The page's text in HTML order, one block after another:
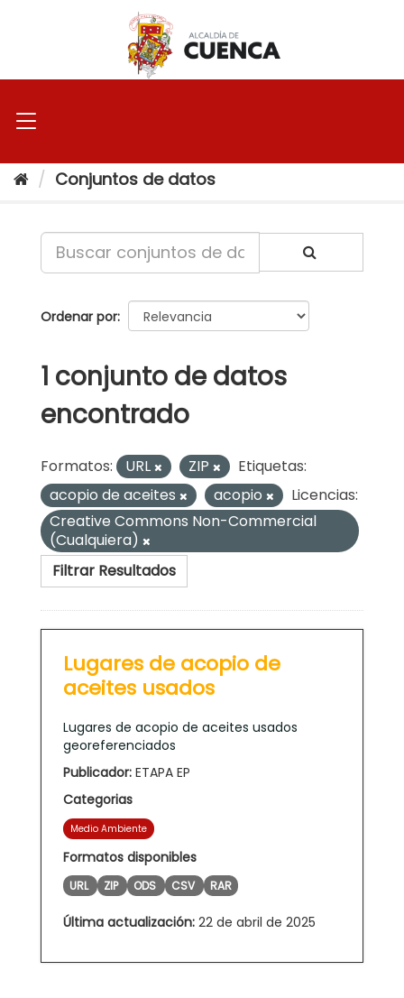
Conjuntos de datos
Ordenar por
1 conjunto de datos
encontrado
Formatos: URL ZIP
Etiquetas:
acopio de aceites
acopio
Licencias:
Creative Commons Non-Commercial
(Cualquiera)
Filtrar Resultados
Lugares de acopio de
aceites usados
Lugares de acopio de aceites usados
georeferenciados
Publicador: ETAPA EP
Categorias
Medio Ambiente
Formatos disponibles
URL ZIP ODS CSV RAR
Última actualización: 22 de abril de 2025